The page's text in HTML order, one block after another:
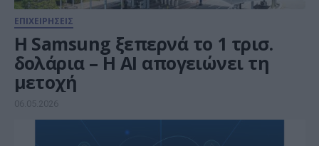
ΕΠΙΧΕΙΡΗΣΕΙΣ
Η Samsung ξεπερνά το 1 τρισ.
δολάρια – Η AI απογειώνει τη
μετοχή
06.05.2026